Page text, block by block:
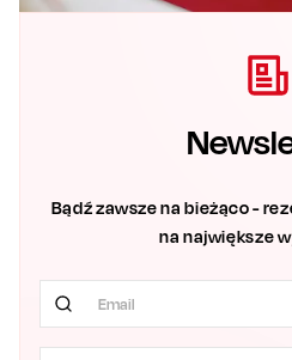
Bądź zawsze na bieżąco -
na największe